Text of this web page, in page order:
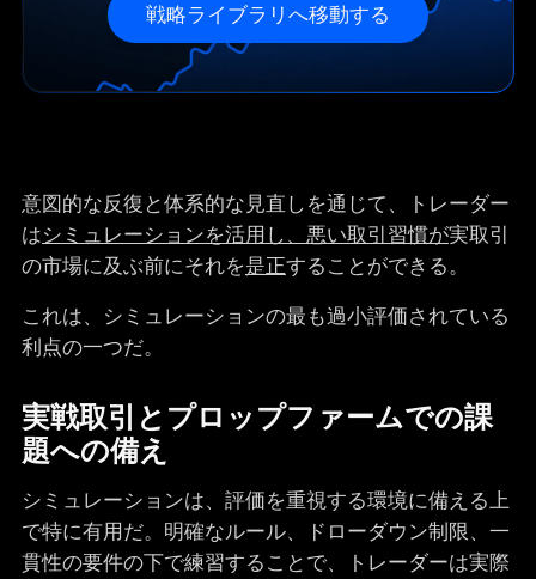
戦略ライブラリへ移動する
意図的な反復と体系的な見直しを通じて、トレーダー
はシミュレーションを活用し、悪い取引習慣が実取引
の市場に及ぶ前にそれを是正することができる。
これは、シミュレーションの最も過小評価されている
利点の一つだ。
実戦取引とプロップファームでの課
題への備え
シミュレーションは、評価を重視する環境に備える上
で特に有用だ。明確なルール、ドローダウン制限、一
貫性の要件の下で練習することで、トレーダーは実際